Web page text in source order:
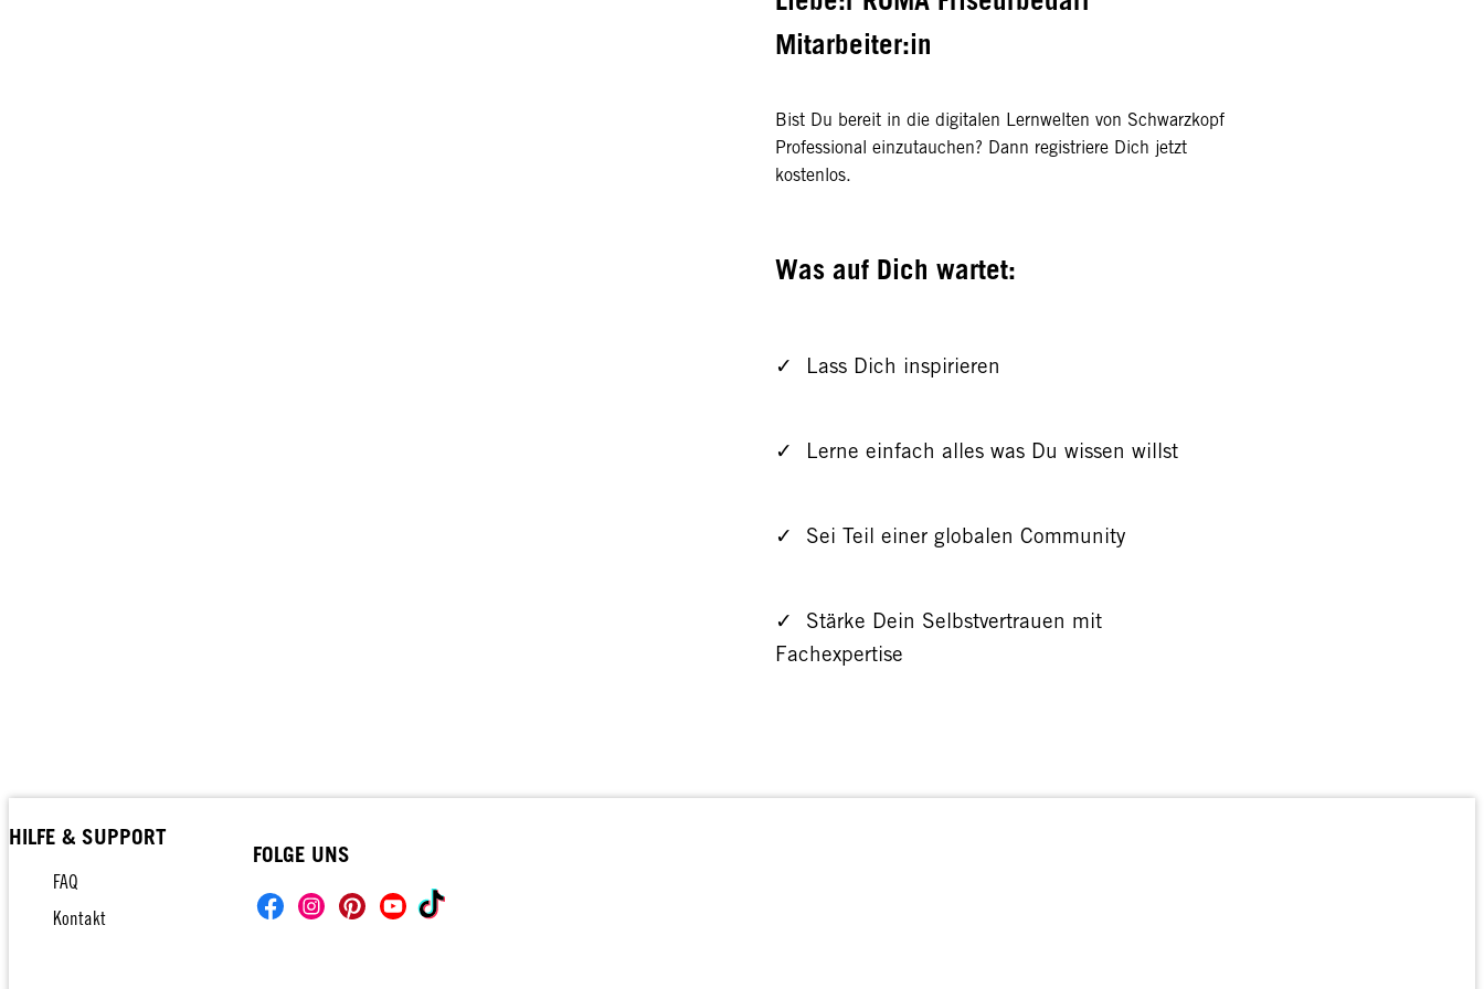
Mitarbeiter:in
Bist Du bereit in die digitalen Lernwelten von Schwarzkopf
Professional einzutauchen? Dann registriere Dich jetzt
kostenlos.
Was auf Dich wartet:
✓ Lass Dich inspirieren
✓ Lerne einfach alles was Du wissen willst
✓ Sei Teil einer globalen Community
✓ Stärke Dein Selbstvertrauen mit
Fachexpertise
HILFE & SUPPORT
FAQ
Kontakt
FOLGE UNS